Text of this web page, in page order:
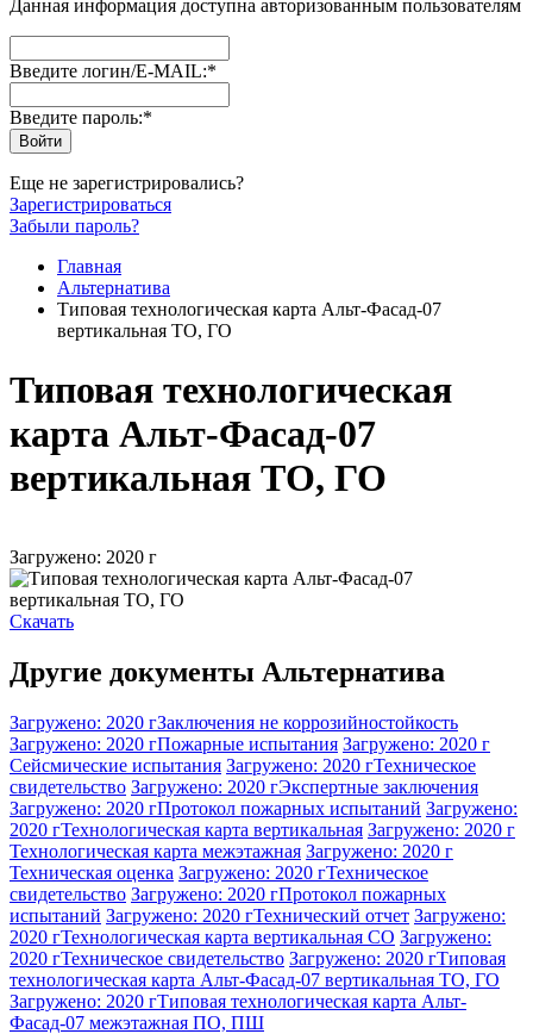
Данная информация доступна авторизованным пользователям
Введите логин/E-MAIL:*
Введите пароль:*
Еще не зарегистрировались?
Зарегистрироваться
Забыли пароль?
Главная
Альтернатива
Типовая технологическая карта Альт-Фасад-07
вертикальная ТО, ГО
Типовая технологическая
карта Альт-Фасад-07
вертикальная ТО, ГО
Загружено: 2020 г
Скачать
Другие документы Альтернатива
Загружено: 2020 гЗаключения не коррозийностойкость
Загружено: 2020 гПожарные испытания Загружено: 2020 г
Сейсмические испытания Загружено: 2020 гТехническое
свидетельство Загружено: 2020 гЭкспертные заключения
Загружено: 2020 гПротокол пожарных испытаний Загружено:
2020 гТехнологическая карта вертикальная Загружено: 2020 г
Технологическая карта межэтажная Загружено: 2020 г
Техническая оценка Загружено: 2020 гТехническое
свидетельство Загружено: 2020 гПротокол пожарных
испытаний Загружено: 2020 гТехнический отчет Загружено:
2020 гТехнологическая карта вертикальная СО Загружено:
2020 гТехническое свидетельство Загружено: 2020 гТиповая
технологическая карта Альт-Фасад-07 вертикальная ТО, ГО
Загружено: 2020 гТиповая технологическая карта Альт-
Фасад-07 межэтажная ПО, ПШ